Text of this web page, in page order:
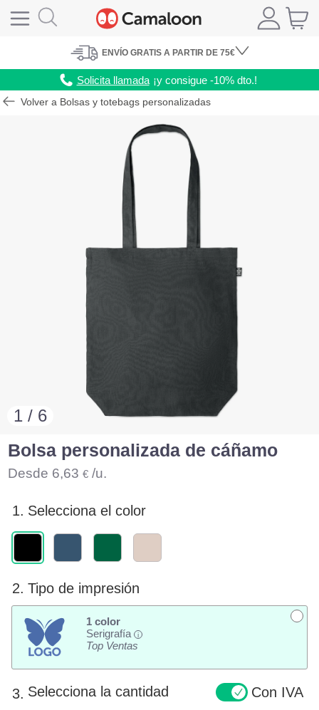
ENVÍO GRATIS A PARTIR DE 75€
Solicita llamada ¡y consigue -10% dto.!
Volver a Bolsas y totebags personalizadas
1 / 6
Bolsa personalizada de cáñamo
Desde 6,63 € /u.
1. Selecciona el color
2. Tipo de impresión
1 color
Serigrafía
i
Top Ventas
3. Selecciona la cantidad Con IVA